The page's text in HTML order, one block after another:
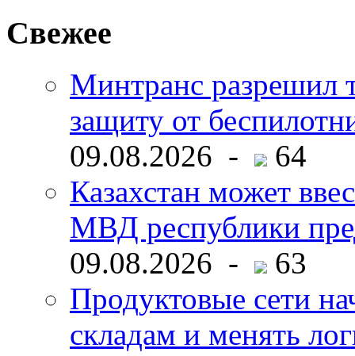
Свежее
Минтранс разрешил
защиту от
09.08.2026 -
64
Казахстан может
МВД республики
09.08.2026 -
63
Продуктовые сети
складам и менять